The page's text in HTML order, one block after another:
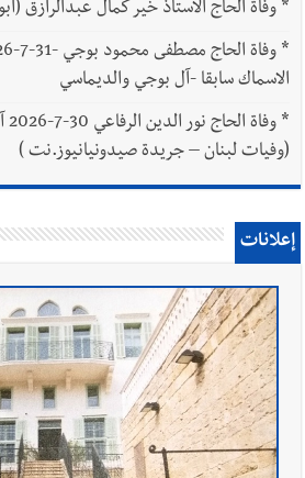
*وفاة الحاج الاستاذ خير كمال عبدالرازق (أبو خالد
*
الاسماك سابقا -آل بوجي والديماسي
*
(وفيات لبنان – جريدة صيدونيانيوز.نت )
إعلانات